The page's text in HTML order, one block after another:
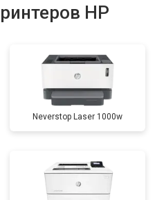
HP
Neverstop Laser 1000w